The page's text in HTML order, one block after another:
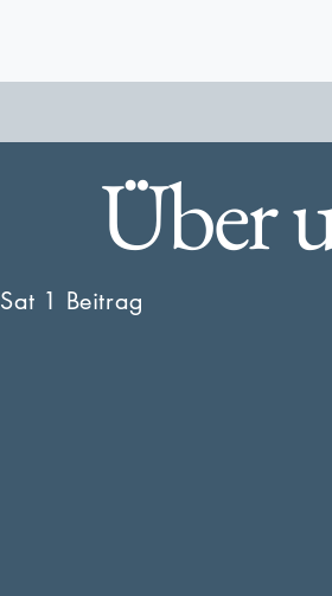
Über
Sat 1 Beitrag